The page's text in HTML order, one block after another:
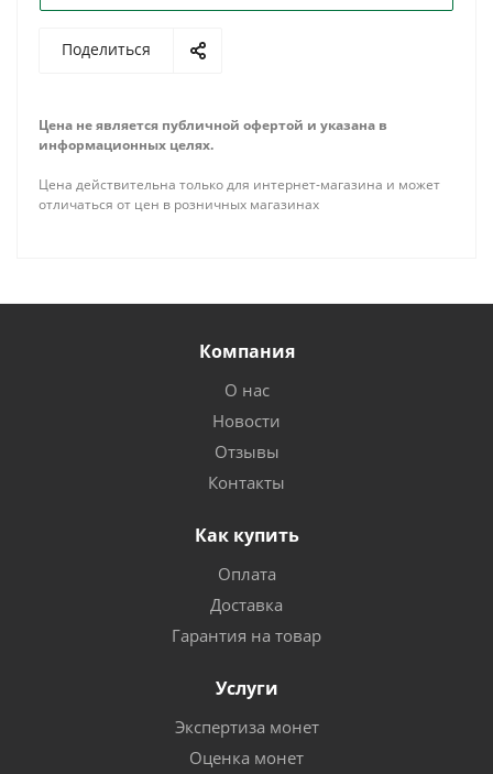
Поделиться
Цена не является публичной офертой и указана в
информационных целях.
Цена действительна только для интернет-магазина и может
отличаться от цен в розничных магазинах
Компания
О нас
Новости
Отзывы
Контакты
Как купить
Оплата
Доставка
Гарантия на товар
Услуги
Экспертиза монет
Оценка монет